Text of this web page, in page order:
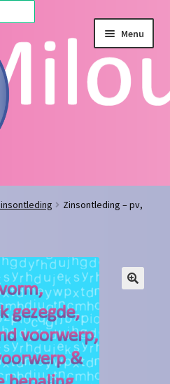
Menu
Zinsontleding – pv,